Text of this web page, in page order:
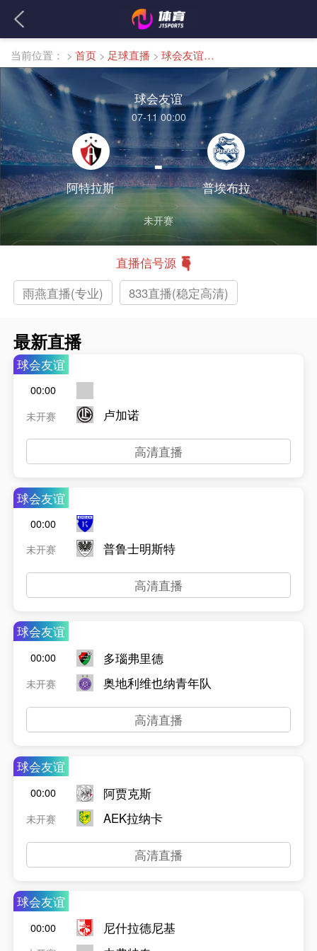
当前位置： > 首页 > 足球直播 > 球会友谊直播
球会友谊
07-11 00:00
阿特拉斯
-
普埃布拉
未开赛
直播信号源
雨燕直播(专业)
833直播(稳定高清)
最新直播
球会友谊
00:00
未开赛
卢加诺
高清直播
球会友谊
00:00
未开赛
普鲁士明斯特
高清直播
球会友谊
00:00
未开赛
多瑙弗里德
奥地利维也纳青年队
高清直播
球会友谊
00:00
未开赛
阿贾克斯
AEK拉纳卡
高清直播
球会友谊
00:00
尼什拉德尼基